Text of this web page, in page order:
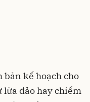
kế hoạch cho
đảo hay chiếm